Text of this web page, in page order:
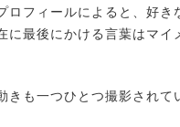
ロフィールによると、好
に最後にかける言葉はマ
きも一つひとつ撮影されて